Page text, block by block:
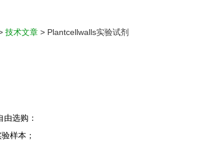
技术文章 > Plantcellwalls实验试剂
选购：
样本；